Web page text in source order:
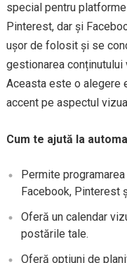
special pentru
Pinterest, dar și
ușor de folosit și se
gestionarea conținutului
Aceasta este o alegere
accent pe aspectul
Cum te ajută la
Permite
Facebook, Pinterest
Oferă un calendar
postările tale.
Oferă opțiuni de